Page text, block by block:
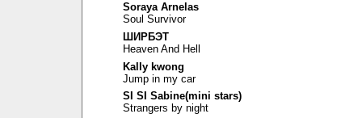
Soraya Arnelas
Soul Survivor
ШИРБЭТ
Heaven And Hell
Kally kwong
Jump in my car
SI SI Sabine(mini stars)
Strangers by night